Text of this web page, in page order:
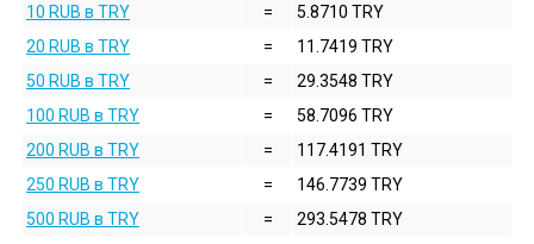
10 RUB в TRY
=
5.8710 TRY
20 RUB в TRY
=
11.7419 TRY
50 RUB в TRY
=
29.3548 TRY
100 RUB в TRY
=
58.7096 TRY
200 RUB в TRY
=
117.4191 TRY
250 RUB в TRY
=
146.7739 TRY
500 RUB в TRY
=
293.5478 TRY